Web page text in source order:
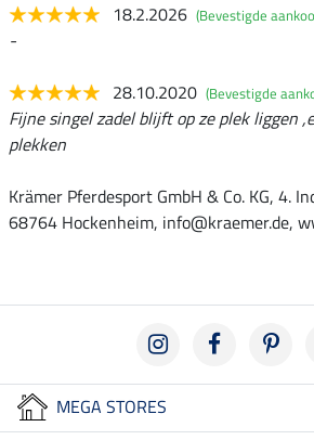
18.2.2026 (Bevestigde
-
28.10.2020 (Bevestigde
Fijne singel zadel blijft op ze plek liggen
plekken
Krämer Pferdesport GmbH & Co. KG, 4.
68764 Hockenheim, info@kraemer.de,
MEGA STORES